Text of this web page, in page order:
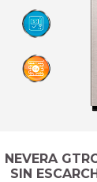
NEVERA
SIN